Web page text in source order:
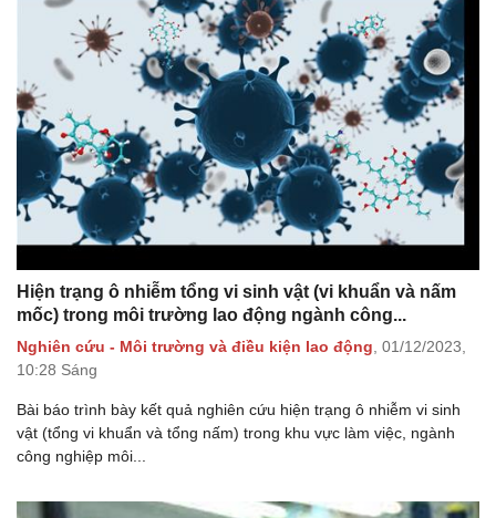
Hiện trạng ô nhiễm tổng vi sinh vật (vi khuẩn và nấm
mốc) trong môi trường lao động ngành công...
Nghiên cứu - Môi trường và điều kiện lao động 01/12/2023,
10:28 Sáng
Bài báo trình bày kết quả nghiên cứu hiện trạng ô nhiễm vi sinh
vật (tổng vi khuẩn và tổng nấm) trong khu vực làm việc, ngành
công nghiệp môi...